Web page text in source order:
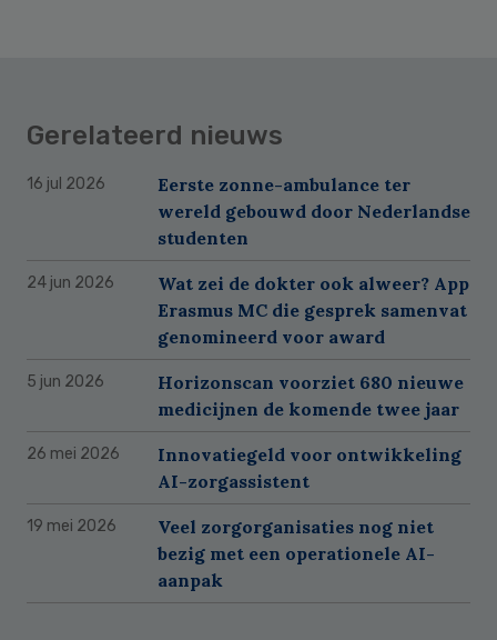
Gerelateerd nieuws
16 jul 2026
Eerste zonne-ambulance ter
wereld gebouwd door Nederlandse
studenten
24 jun 2026
Wat zei de dokter ook alweer? App
Erasmus MC die gesprek samenvat
genomineerd voor award
5 jun 2026
Horizonscan voorziet 680 nieuwe
medicijnen de komende twee jaar
26 mei 2026
Innovatiegeld voor ontwikkeling
AI-zorgassistent
19 mei 2026
Veel zorgorganisaties nog niet
bezig met een operationele AI-
aanpak